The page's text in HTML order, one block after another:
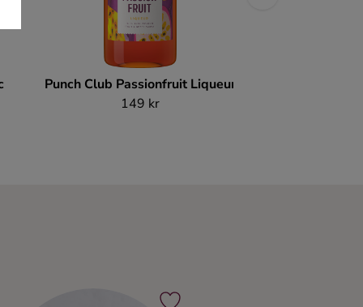
Punch Club Passionfruit Liqueur
149 kr